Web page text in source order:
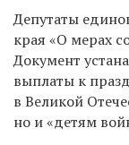
Депутаты
края «О мерах
Документ
выплаты к
в Великой
но и «детям